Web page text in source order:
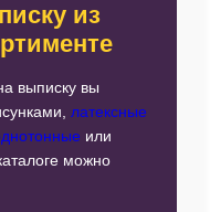
из
выписку вы
латексные
или
можно